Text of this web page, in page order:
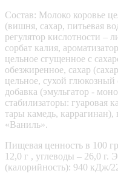
Состав: Молоко коровье
(вишня, сахар, питьевая
регулятор кислотности –
сорбат калия,
цельное сгущенное с
обезжиренное, сахар
цельное, сухой
добавка (эмульгатор -
стабилизаторы: гуаровая
тары камедь, каррагинан),
«Ваниль».
Пищевая ценность в 100
12,0 г , углеводы – 26,0 г.
(калорийность): 940 кДж/